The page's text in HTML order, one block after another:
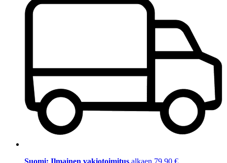
Suomi: Ilmainen vakiotoimitus alkaen 79,90 €